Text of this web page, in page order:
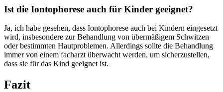
Ist die‌ Iontophorese auch für Kinder geeignet?
Ja, ich habe​ gesehen, dass Iontophorese auch bei ​Kindern eingesetzt
wird, insbesondere‍ zur Behandlung von übermäßigem ​Schwitzen
oder bestimmten Hautproblemen. Allerdings ‍sollte die ‍Behandlung​
immer⁣ von ​einem facharzt​ überwacht werden, um sicherzustellen,
dass sie für das Kind ⁢geeignet ist.
Fazit